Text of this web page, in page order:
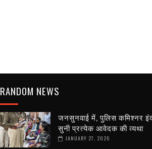
RANDOM NEWS
जनसुनवाई में, पुलिस कमिश्नर
सुनी प्रत्येक आवेदक की व्यथा
JANUARY 27, 2026